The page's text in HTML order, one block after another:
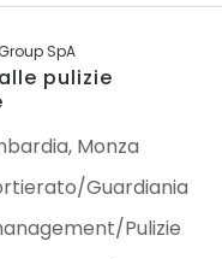
SpA
pulizie
, Monza
Guardiania
Pulizie